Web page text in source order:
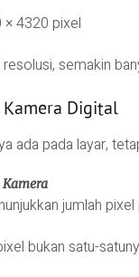
× 4320 pixel
semakin
Digital
ada pada layar,
jumlah
bukan satu-